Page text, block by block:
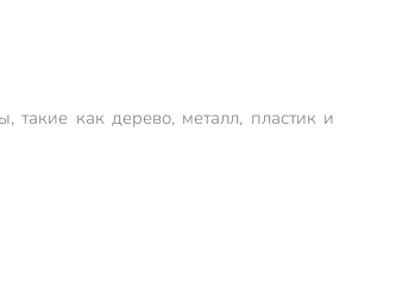
такие как дерево, металл, пластик и